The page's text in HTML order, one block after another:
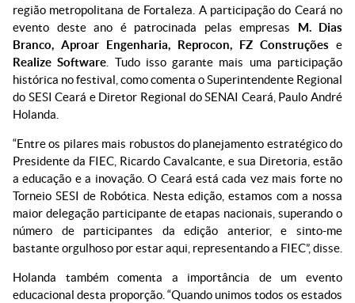
região metropolitana de Fortaleza. A participação do Ceará no
evento deste ano é patrocinada pelas empresas M. Dias
Branco, Aproar Engenharia, Reprocon, FZ Construções e
Realize Software . Tudo isso garante mais uma participação
histórica no festival, como comenta o Superintendente Regional
do SESI Ceará e Diretor Regional do SENAI Ceará, Paulo André
Holanda.
“Entre os pilares mais robustos do planejamento estratégico do
Presidente da FIEC, Ricardo Cavalcante, e sua Diretoria, estão
a educação e a inovação. O Ceará está cada vez mais forte no
Torneio SESI de Robótica. Nesta edição, estamos com a nossa
maior delegação participante de etapas nacionais, superando o
número de participantes da edição anterior, e sinto-me
bastante orgulhoso por estar aqui, representando a FIEC”, disse.
Holanda também comenta a importância de um evento
educacional desta proporção. “Quando unimos todos os estados